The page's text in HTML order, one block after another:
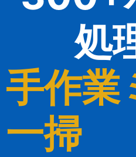
処
手作業
一掃